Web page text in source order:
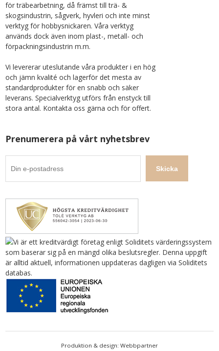
för träbearbetning, då främst till trä- &
skogsindustrin, sågverk, hyvleri och inte minst
verktyg för hobbysnickaren. Våra verktyg
används dock även inom plast-, metall- och
förpackningsindustrin m.m.
Vi levererar uteslutande våra produkter i en hög
och jämn kvalité och lagerför det mesta av
standardprodukter för en snabb och säker
leverans. Specialverktyg utförs från enstyck till
stora antal. Kontakta oss gärna och för offert.
Prenumerera på vårt nyhetsbrev
Produktion & design: Webbpartner